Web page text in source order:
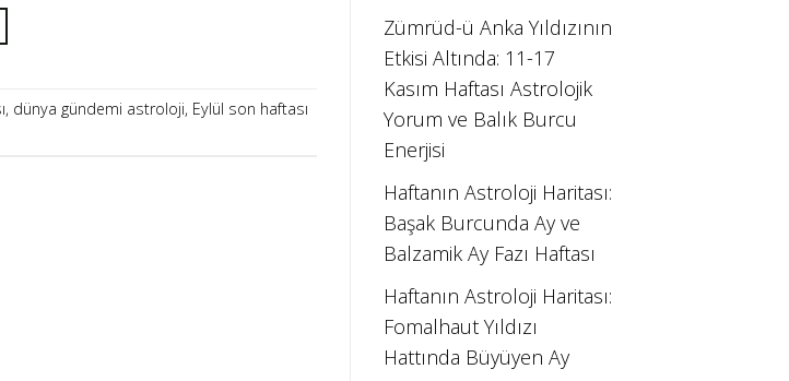
, dünya gündemi astroloji, Eylül son haftası
Zümrüd-ü Anka Yıldızının
Etkisi Altında: 11-17
Kasım Haftası Astrolojik
Yorum ve Balık Burcu
Enerjisi
Haftanın Astroloji Haritası:
Başak Burcunda Ay ve
Balzamik Ay Fazı Haftası
Haftanın Astroloji Haritası:
Fomalhaut Yıldızı
Hattında Büyüyen Ay